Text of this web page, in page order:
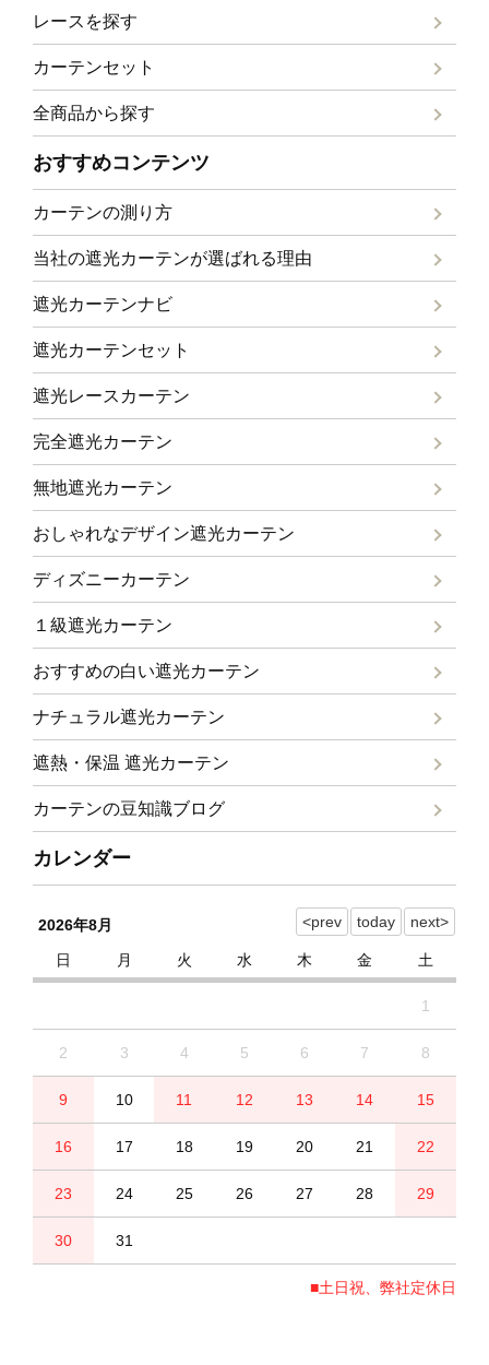
レースを探す
カーテンセット
全商品から探す
おすすめコンテンツ
カーテンの測り方
当社の遮光カーテンが選ばれる理由
遮光カーテンナビ
遮光カーテンセット
遮光レースカーテン
完全遮光カーテン
無地遮光カーテン
おしゃれなデザイン遮光カーテン
ディズニーカーテン
１級遮光カーテン
おすすめの白い遮光カーテン
ナチュラル遮光カーテン
遮熱・保温 遮光カーテン
カーテンの豆知識ブログ
カレンダー
2026年8月
日
月 火 水 木 金 土
1
2 3 4 5 6 7 8
9 10 11 12 13 14 15
16 17 18 19 20 21 22
23 24 25 26 27 28 29
30 31
■土日祝、弊社定休日